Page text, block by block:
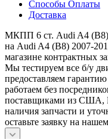
Способы Оплаты
Доставка
МКПП 6 ст. Audi A4 (B8)
на Audi A4 (B8) 2007-
магазине контрактных
Мы тестируем все б/у
предоставляем
работаем без
поставщиками из США,
наличия запчасти и
оставьте заявку на